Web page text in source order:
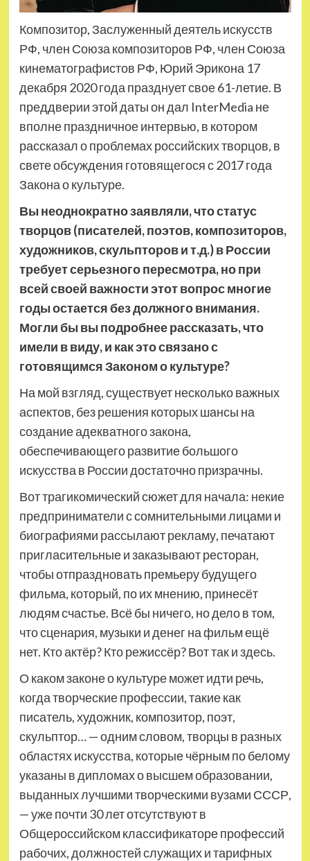
Композитор, Заслуженный деятель искусств
РФ, член Союза композиторов РФ, член Союза
кинематографистов РФ, Юрий Эрикона 17
декабря 2020 года празднует свое 61-летие. В
преддверии этой даты он дал InterMedia не
вполне праздничное интервью, в котором
рассказал о проблемах российскихтворцов, в
свете обсуждения готовящегося с 2017 года
Закона о культуре.
Вы неоднократно заявляли, что статус
творцов (писателей, поэтов, композиторов,
художников, скульпторов и т.д.) в России
требует серьезного пересмотра, но при
всей своей важности этот вопрос многие
годы остается без должного внимания.
Могли бы вы подробнее рассказать, что
имели в виду, и как это связано с
готовящимся Законом о культуре?
На мой взгляд, существует несколько важных
аспектов, без решения которых шансы на
создание адекватного закона,
обеспечивающего развитие большого
искусства в России достаточно призрачны.
Вот трагикомический сюжет для начала: некие
предприниматели с сомнительными лицами и
биографиями рассылают рекламу, печатают
пригласительные и заказывают ресторан,
чтобы отпраздновать премьеру будущего
фильма, который, по их мнению, принесёт
людям счастье. Всё бы ничего, но дело в том,
что сценария, музыки и денег на фильм ещё
нет. Кто актёр? Кто режиссёр? Вот так и здесь.
О каком законе о культуре может идти речь,
когда творческие профессии, такие как
писатель, художник, композитор, поэт,
скульптор… — одним словом, творцы в разных
областях искусства, которые чёрным по белому
указаны в дипломах о высшем образовании,
выданных лучшими творческими вузами СССР,
— уже почти 30 лет отсутствуют в
Общероссийском классификаторе профессий
рабочих, должностей служащих и тарифных